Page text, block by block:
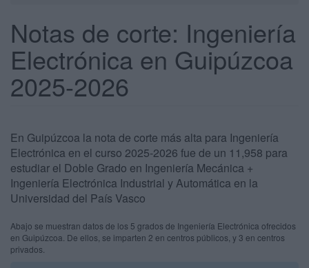
Notas de corte: Ingeniería
Electrónica en Guipúzcoa
2025-2026
En Guipúzcoa la nota de corte más alta para Ingeniería
Electrónica en el curso 2025-2026 fue de un 11,958 para
estudiar el Doble Grado en Ingeniería Mecánica +
Ingeniería Electrónica Industrial y Automática en la
Universidad del País Vasco
Abajo se muestran datos de los 5 grados de Ingeniería Electrónica ofrecidos
en Guipúzcoa. De ellos, se imparten 2 en centros públicos, y 3 en centros
privados.